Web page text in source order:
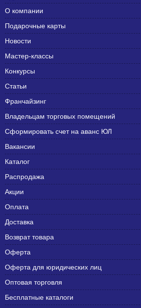
О компании
Подарочные карты
Новости
Мастер-классы
Конкурсы
Статьи
Франчайзинг
Владельцам торговых помещений
Сформировать счет на аванс ЮЛ
Вакансии
Каталог
Распродажа
Акции
Оплата
Доставка
Возврат товара
Оферта
Оферта для юридических лиц
Оптовая торговля
Бесплатные каталоги